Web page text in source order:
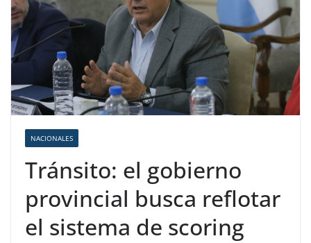
NACIONALES
Tránsito: el gobierno
provincial busca reflotar
el sistema de scoring